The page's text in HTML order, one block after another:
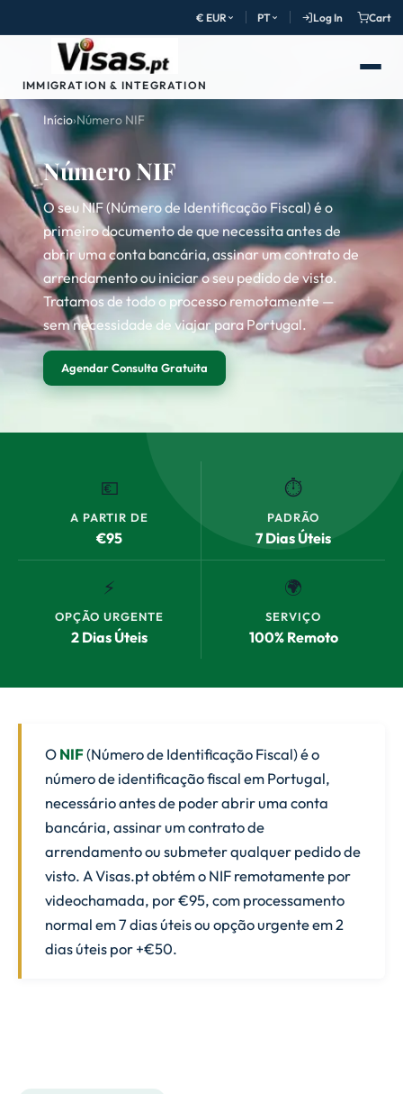
€ EUR PT Log In Cart
IMMIGRATION & INTEGRATION
Início›Número NIF
Número NIF
O seu NIF (Número de Identificação Fiscal) é o
primeiro documento de que necessita antes de
abrir uma conta bancária, assinar um contrato de
arrendamento ou iniciar o seu pedido de visto.
Tratamos de todo o processo remotamente —
sem necessidade de viajar para Portugal.
Agendar Consulta Gratuita
💶
A PARTIR DE
€95
⏱️
PADRÃO
7 Dias Úteis
⚡
OPÇÃO URGENTE
2 Dias Úteis
🌍
SERVIÇO
100% Remoto
ONIF(Número de Identificação Fiscal) é o
número de identificação fiscal em Portugal,
necessário antes de poder abrir uma conta
bancária, assinar um contrato de
arrendamento ou submeter qualquer pedido de
visto. A Visas.pt obtém o NIF remotamente por
videochamada, por €95, com processamento
normal em 7 dias úteis ou opção urgente em 2
dias úteis por +€50.